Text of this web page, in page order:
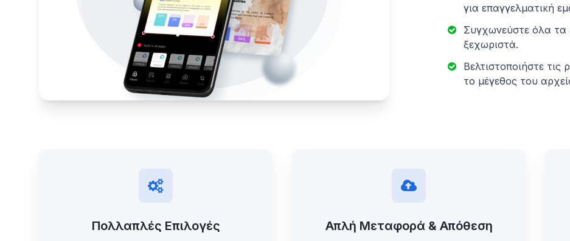
για επαγγελματική
Συγχωνεύστε όλα τα
ξεχωριστά.
Βελτιστοποιήστε τις
το μέγεθος του
Πολλαπλές Επιλογές Απλή Μεταφορά & Απόθεση